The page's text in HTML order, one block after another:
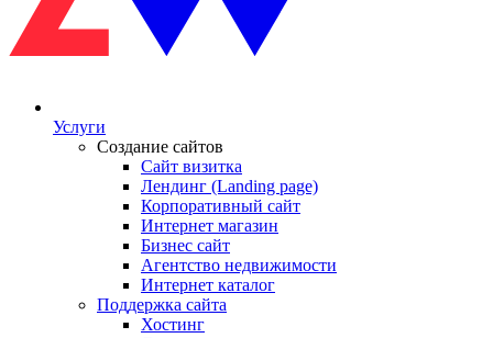
Услуги
Создание сайтов
Сайт визитка
Лендинг (Landing page)
Корпоративный сайт
Интернет магазин
Бизнес сайт
Агентство недвижимости
Интернет каталог
Поддержка сайта
Хостинг